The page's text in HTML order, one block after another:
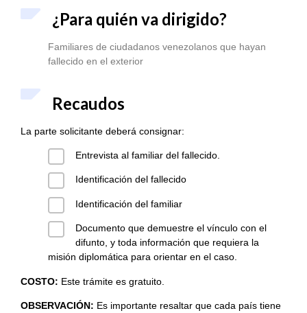
¿Para quién va dirigido?
Familiares de ciudadanos venezolanos que hayan
fallecido en el exterior
Recaudos
La parte solicitante deberá consignar:
Entrevista al familiar del fallecido.
Identificación del fallecido
Identificación del familiar
Documento que demuestre el vínculo con el
difunto, y toda información que requiera la
misión diplomática para orientar en el caso.
COSTO: Este trámite es gratuito.
OBSERVACIÓN: Es importante resaltar que cada país tiene